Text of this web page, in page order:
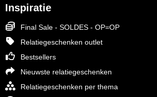
Inspiratie
Final Sale - SOLDES - OP=OP
Relatiegeschenken outlet
Bestsellers
Nieuwste relatiegeschenken
Relatiegeschenken per thema